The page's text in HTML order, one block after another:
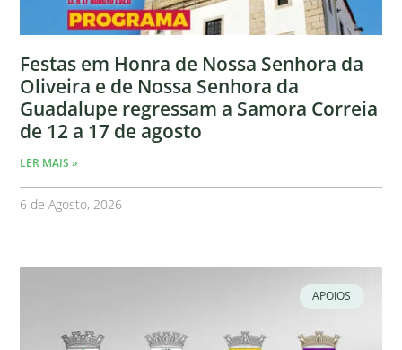
Festas em Honra de Nossa Senhora da
Oliveira e de Nossa Senhora da
Guadalupe regressam a Samora Correia
de 12 a 17 de agosto
LER MAIS »
6 de Agosto, 2026
APOIOS